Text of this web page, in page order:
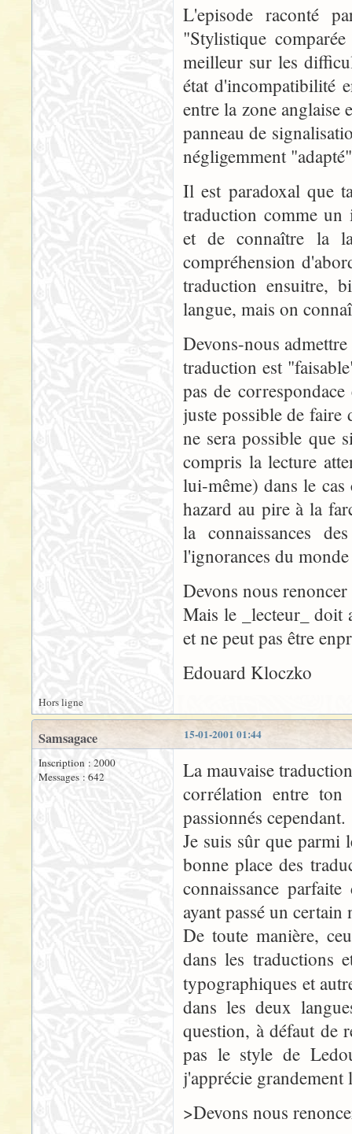
L'episode raconté
"Stylistique
meilleur sur les
état d'incompatibilité
entre la zone anglaise
panneau de
négligemment
Il est paradoxal que
traduction comme un
et de connaître la
compréhension
traduction ensuitre,
langue, mais on
Devons-nous
traduction est
pas de
juste possible de
ne sera possible que
compris la lecture
lui-même) dans le
hazard au pire à la
la connaissances
l'ignorances du
Devons nous
Mais le _lecteur_ doit
et ne peut pas être
Edouard Kloczko
Hors ligne
15-01-2001 01:44
Samsagace
Inscription : 2000
Messages : 642
La mauvaise
corrélation entre
passionnés cependant.
Je suis sûr que parmi
bonne place des
connaissance
ayant passé un certain
De toute manière,
dans les traductions
typographiques et
dans les deux
question, à défaut de
pas le style de
j'apprécie grandement
>Devons nous